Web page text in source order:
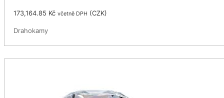
173,164.85 Kč včetně DPH (CZK)
Drahokamy